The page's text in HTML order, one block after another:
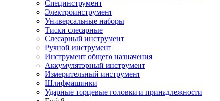
Специнструмент
Электроинструмент
Универсальные наборы
Тиски слесарные
Слесарный инструмент
Ручной инструмент
Инструмент общего назначения
Аккумуляторный инструмент
Измерительный инструмент
Шлифмашинки
Ударные торцевые головки и принадлежности